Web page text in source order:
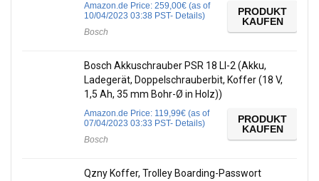
Amazon.de Price: 259,00€ (as of
10/04/2023 03:38 PST- Details)
Bosch
PRODUKT
KAUFEN
Bosch Akkuschrauber PSR 18 LI-2 (Akku,
Ladegerät, Doppelschrauberbit, Koffer (18 V,
1,5 Ah, 35 mm Bohr-Ø in Holz))
Amazon.de Price: 119,99€ (as of
07/04/2023 03:33 PST- Details)
Bosch
PRODUKT
KAUFEN
Qzny Koffer, Trolley Boarding-Passwort